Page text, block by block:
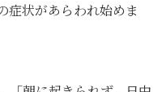
症状があらわれ始めま